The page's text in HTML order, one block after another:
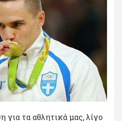
για τα αθλητικά μας, λίγο